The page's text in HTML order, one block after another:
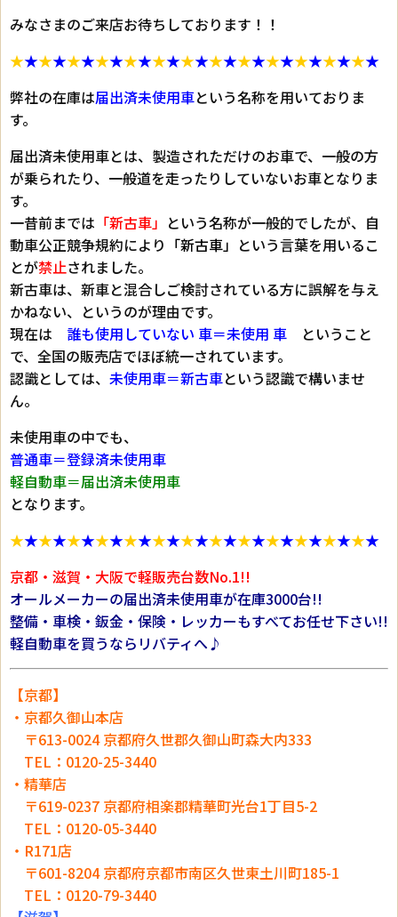
みなさまのご来店お待ちしております！！
★★★★★★★★★★★★★★★★★★★★★★★★★★
弊社の在庫は届出済未使用車という名称を用いておりま
す。
届出済未使用車とは、製造されただけのお車で、一般の方
が乗られたり、一般道を走ったりしていないお車となりま
す。
一昔前までは 「新古車」 という名称が一般的でしたが、自
動車公正競争規約により 「新古車」 という言葉を用いるこ
とが禁止されました。
新古車は、新車と混合しご検討されている方に誤解を与え
かねない、というのが理由です。
現在は 誰も使用していない 車＝未使用 車 ということ
で、全国の販売店でほぼ統一されています。
認識としては、 未使用車＝新古車という認識で構いませ
ん。
未使用車の中でも、
普通車＝登録済未使用車
軽自動車＝届出済未使用車
となります。
★★★★★★★★★★★★★★★★★★★★★★★★★★
京都・滋賀・大阪で軽販売台数No.1!!
オールメーカーの届出済未使用車が在庫3000台!!
整備・車検・鈑金・保険・レッカーもすべてお任せ下さい!!
軽自動車を買うならリバティへ♪
【京都】
・京都久御山本店
〒613-0024 京都府久世郡久御山町森大内333
TEL：0120-25-3440
・精華店
〒619-0237 京都府相楽郡精華町光台1丁目5-2
TEL：0120-05-3440
・R171店
〒601-8204 京都府京都市南区久世東土川町185-1
TEL：0120-79-3440